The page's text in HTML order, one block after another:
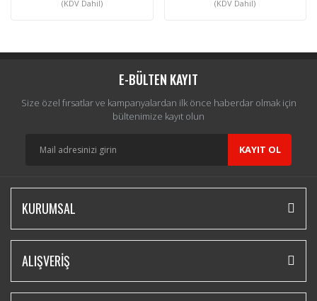
(KDV Dahil) (KDV Dahil)
E-BÜLTEN KAYIT
Size özel fırsatlar ve kampanyalardan ilk önce haberdar olmak için
bültenimize kayıt olun
KAYIT OL
KURUMSAL
ALIŞVERİŞ